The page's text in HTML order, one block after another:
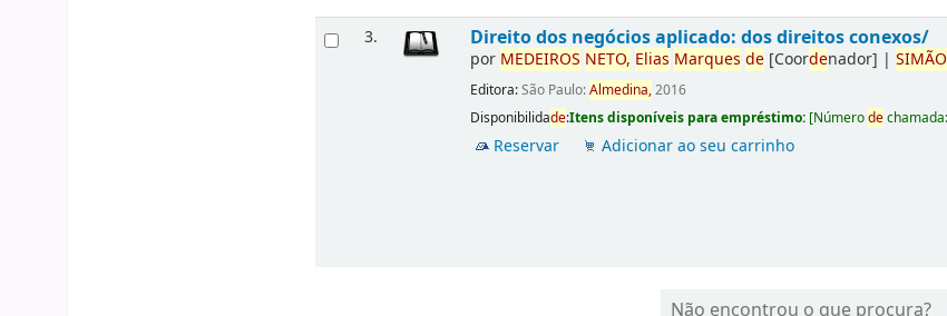
3. Direito dos negócios aplicado: dos direitos conexos/
por MEDEIROS NETO, Elias Marques de [Coordenador] |SIMÃO
Editora:São Paulo:Almedina,2016
Disponibilidade:Itens disponíveis para empréstimo: [Númerode
Reservar Adicionar ao seu carrinho